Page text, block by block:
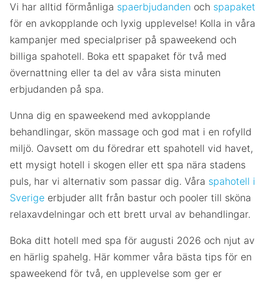
Vi har alltid förmånliga spaerbjudanden och spapaket
för en avkopplande och lyxig upplevelse! Kolla in våra
kampanjer med specialpriser på spaweekend och
billiga spahotell. Boka ett spapaket för två med
övernattning eller ta del av våra sista minuten
erbjudanden på spa.
Unna dig en spaweekend med avkopplande
behandlingar, skön massage och god mat i en rofylld
miljö. Oavsett om du föredrar ett spahotell vid havet,
ett mysigt hotell i skogen eller ett spa nära stadens
puls, har vi alternativ som passar dig. Våra spahotell i
Sverige erbjuder allt från bastur och pooler till sköna
relaxavdelningar och ett brett urval av behandlingar.
Boka ditt hotell med spa för augusti 2026 och njut av
en härlig spahelg. Här kommer våra bästa tips för en
spaweekend för två, en upplevelse som ger er